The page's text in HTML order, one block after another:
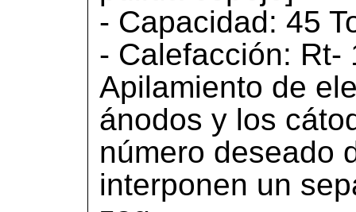
- Capacidad: 45
- Calefacción: Rt-
Apilamiento de
ánodos y los
número deseado
interponen un